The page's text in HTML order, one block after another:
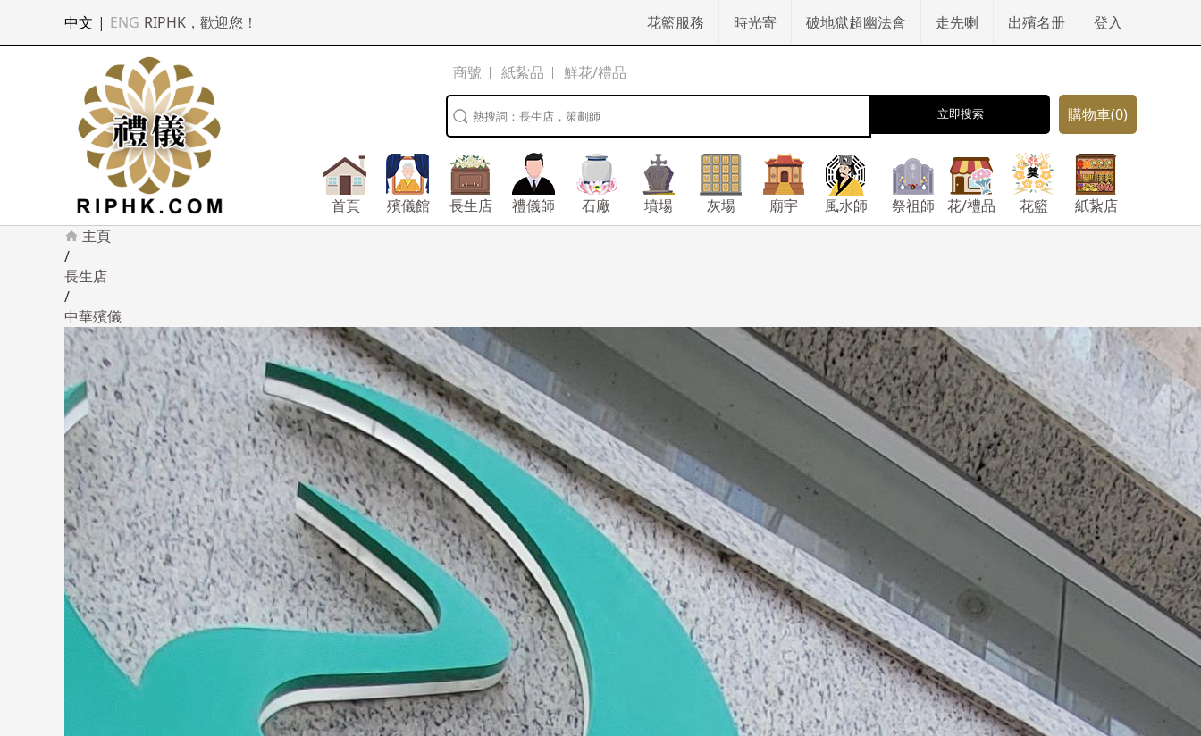
中文 | ENG RIPHK ，歡迎您！ 花籃服務 時光寄 破地獄超幽法會 走先喇 出殯名册 登入
商號 紙紥品 鮮花/禮品
立即搜索 購物車(0)
首頁 殯儀館 長生店 禮儀師 石廠 墳場 灰場 廟宇 風水師 祭祖師 花/禮品 花籃
紙紥店
主頁
/
長生店
/
中華殯儀